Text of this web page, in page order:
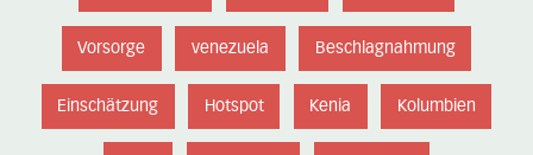
Vorsorge venezuela Beschlagnahmung
Einschätzung Hotspot Kenia Kolumbien